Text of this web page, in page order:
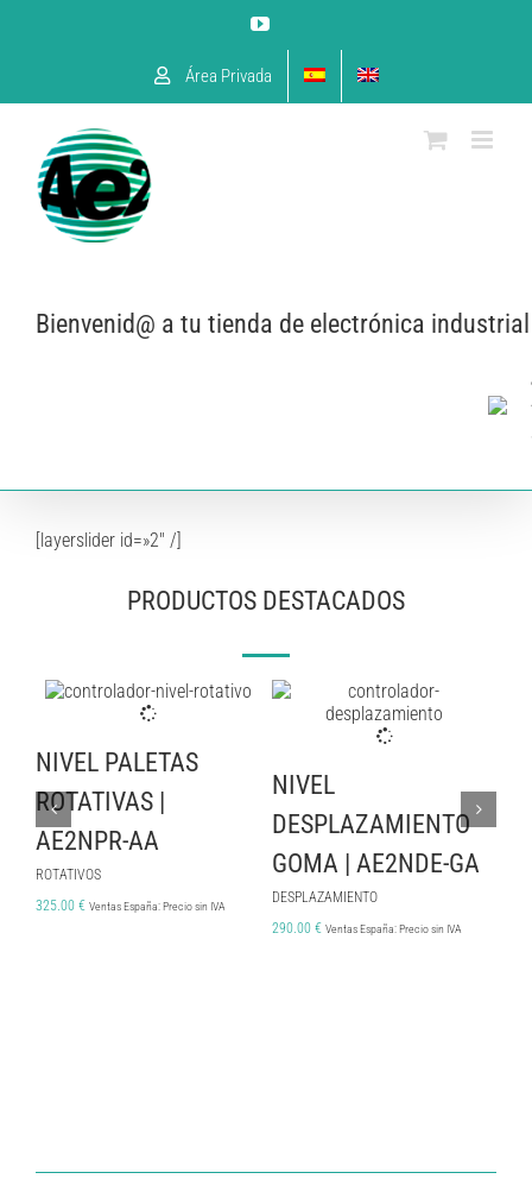
YouTube
Área Privada
Bienvenid@ a tu tienda de electrónica industrial
[layerslider id=»2″ /]
PRODUCTOS DESTACADOS
NIVEL PALETAS
ROTATIVAS |
AE2NPR-AA
ROTATIVOS
325.00 € Ventas España: Precio sin IVA
NIVEL
DESPLAZAMIENTO
GOMA | AE2NDE-GA
DESPLAZAMIENTO
290.00 € Ventas España: Precio sin IVA